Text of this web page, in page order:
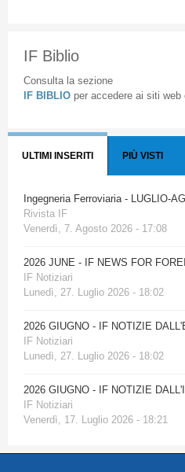
IF Biblio
Consulta la sezione
IF BIBLIO per accedere ai siti
ULTIMI INSERITI PIÙ VISTI
Ingegneria Ferroviaria - LUGLIO-
Rivista IF
Venerdì, 7. Agosto 2026 - 17:08
2026 JUNE - IF NEWS FOR
IF Notiziari
Lunedì, 27. Luglio 2026 - 18:02
2026 GIUGNO - IF NOTIZIE
IF Notiziari
Lunedì, 27. Luglio 2026 - 18:02
2026 GIUGNO - IF NOTIZIE
IF Notiziari
Venerdì, 17. Luglio 2026 - 18:21